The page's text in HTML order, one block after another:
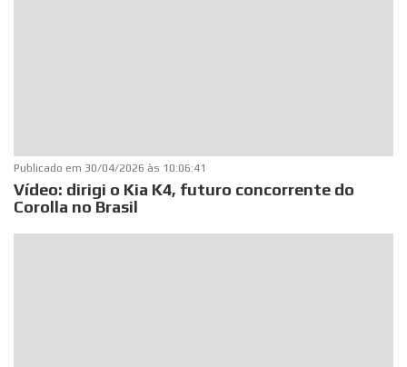
Publicado em 30/04/2026 às 10:06:41
Vídeo: dirigi o Kia K4, futuro concorrente do
Corolla no Brasil